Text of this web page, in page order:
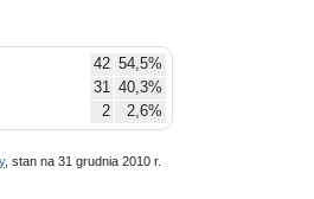
42 54,5%
31 40,3%
2 2,6%
, stan na 31 grudnia 2010 r.